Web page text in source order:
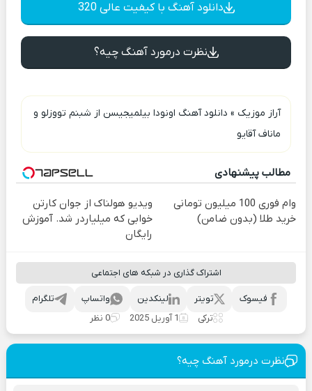
دانلود آهنگ با کیفیت عالی 320
نظرت درمورد آهنگ چیه؟
آراز موزیک » دانلود آهنگ اونودا بیلمیجیسن از شبنم تووزلو و
ماناف آقایو
مطالب پیشنهادی
وام فوری 100 میلیون تومانی
خرید طلا (بدون ضامن)
ویدیو هولناک از جوان کارتن
خوابی که میلیاردر شد. آموزش
رایگان
اشتراک گذاری در شبکه های اجتماعی
تلگرام واتساپ لینکدین تویتر
فیسوک
ترکی
1 آوریل 2025 0 نظر
نظرت درمورد آهنگ چیه؟